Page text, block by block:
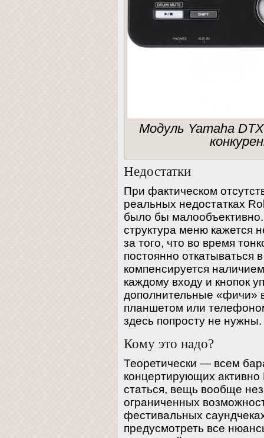
Модуль Yamaha
Недостатки
При фактическом
реальных недостатках
было бы
структура меню кажется
за того, что во время
постоянно откатываться
компенсируется
каждому входу и кнопок
дополнительные «фичи»
планшетом или
здесь попросту не нужны.
Кому это надо?
Теоретически — всем
концертирующих
статься, вещь вообще
ограниченных
фестивальных
предусмотреть все